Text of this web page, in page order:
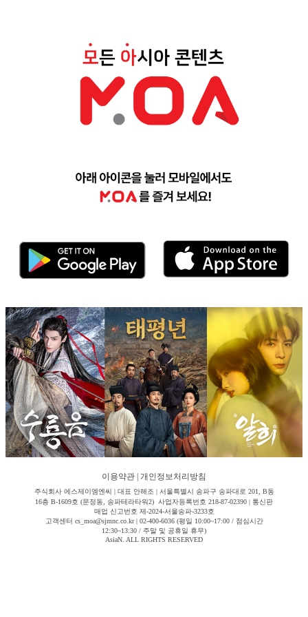
이용약관 개인정보처리방침
주식회사 에스제이엠엔씨 | 대표 안해조 | 서울특별시 송파구 송파대로 201, B동
16층 B-1609호 (문정동, 송파테라타워2) 사업자등록번호 218-87-02390 | 통신판
매업 신고번호 제-2024-서울송파-3233호
고객센터 cs_moa@sjmnc.co.kr | 02-400-6036 (평일 10:00~17:00 / 점심시간
12:30~13:30 / 주말 및 공휴일 휴무)
AsiaN. ALL RIGHTS RESERVED